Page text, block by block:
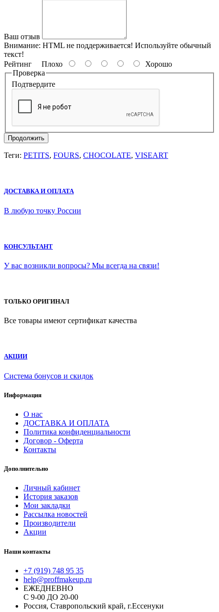
Ваш отзыв
Внимание: HTML не поддерживается! Используйте обычный
текст!
Рейтинг Плохо
Хорошо
Проверка
Подтвердите
Продолжить
Теги: PETITS, FOURS, CHOCOLATE, VISEART
ДОСТАВКА И ОПЛАТА
В любую точку России
КОНСУЛЬТАНТ
У вас возникли вопросы? Мы всегда на связи!
ТОЛЬКО ОРИГИНАЛ
Все товары имеют сертификат качества
АКЦИИ
Система бонусов и скидок
Информация
О нас
ДОСТАВКА И ОПЛАТА
Политика конфиденциальности
Договор - Оферта
Контакты
Дополнительно
Личный кабинет
История заказов
Мои закладки
Рассылка новостей
Производители
Акции
Наши контакты
+7 (919) 748 95 35
help@proffmakeup.ru
ЕЖЕДНЕВНО
С 9-00 ДО 20-00
Россия, Ставропольский край, г.Ессенуки